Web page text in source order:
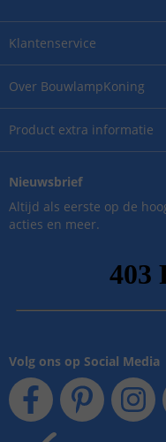
Over BouwlampKoning
Product extra informatie
Klantenservice
Nieuwsbrief
Altijd als eerste op de
acties en meer.
Volg ons op Social Media